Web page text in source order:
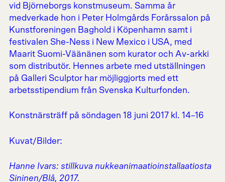
vid Björneborgs konstmuseum. Samma år
medverkade hon i Peter Holmgårds Forårssalon på
Kunstforeningen Baghold i Köpenhamn samt i
festivalen She-Ness i New Mexico i USA, med
Maarit Suomi-Väänänen som kurator och Av-arkki
som distributör. Hennes arbete med utställningen
på Galleri Sculptor har möjliggjorts med ett
arbetsstipendium från Svenska Kulturfonden.
Konstnärsträff på söndagen 18 juni 2017 kl. 14–16
Kuvat/Bilder:
Hanne Ivars: stillkuva nukkeanimaatioinstallaatiosta
Sininen/Blå, 2017.